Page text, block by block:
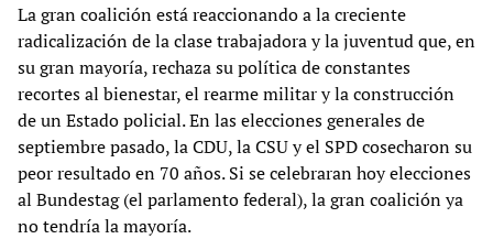
La gran coalición está reaccionando a la creciente
radicalización de la clase trabajadora y la juventud que, en
su gran mayoría, rechaza su política de constantes
recortes al bienestar, el rearme militar y la construcción
de un Estado policial. En las elecciones generales de
septiembre pasado, la CDU, la CSU y el SPD cosecharon su
peor resultado en 70 años. Si se celebraran hoy elecciones
al Bundestag (el parlamento federal), la gran coalición ya
no tendría la mayoría.